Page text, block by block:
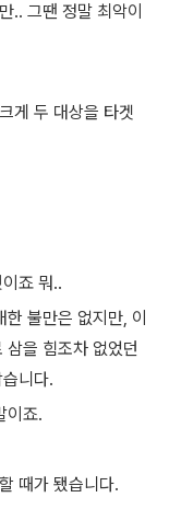
.. 그땐 정말 최악이
게 두 대상을 타겟
죠 뭐..
불만은 없지만, 이
을 힘조차 없었던
니다.
이죠.
때가 됐습니다.